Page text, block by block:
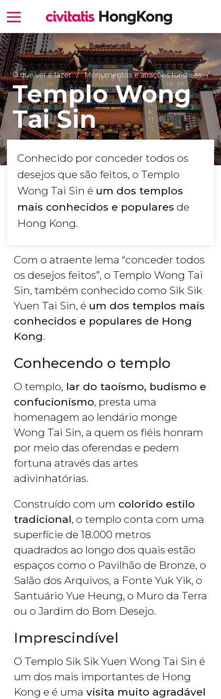
O que ver e fazer Monumentos e atrações turísticas
Templo Wong
Tai Sin
Conhecido por conceder todos os
desejos que são feitos, o Templo
Wong Tai Sin é um dos templos
mais conhecidos e populares de
Hong Kong.
Com o atraente lema “conceder todos
os desejos feitos”, o Templo Wong Tai
Sin, também conhecido como Sik Sik
Yuen Tai Sin, é um dos templos mais
conhecidos e populares de Hong
Kong.
Conhecendo o templo
O templo, lar do taoísmo, budismo e
confucionismo, presta uma
homenagem ao lendário monge
Wong Tai Sin, a quem os fiéis honram
por meio das oferendas e pedem
fortuna através das artes
adivinhatórias.
Construído com um colorido estilo
tradicional, o templo conta com uma
superfície de 18.000 metros
quadrados ao longo dos quais estão
espaços como o Pavilhão de Bronze, o
Salão dos Arquivos, a Fonte Yuk Yik, o
Santuário Yue Heung, o Muro da Terra
ou o Jardim do Bom Desejo.
Imprescindível
O Templo Sik Sik Yuen Wong Tai Sin é
um dos mais importantes de Hong
Kong e é uma visita muito agradável